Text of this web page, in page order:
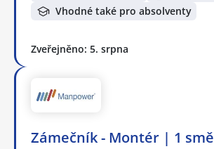
Vhodné také pro absolventy
Zveřejněno: 5. srpna
Zámečník - Montér | 1